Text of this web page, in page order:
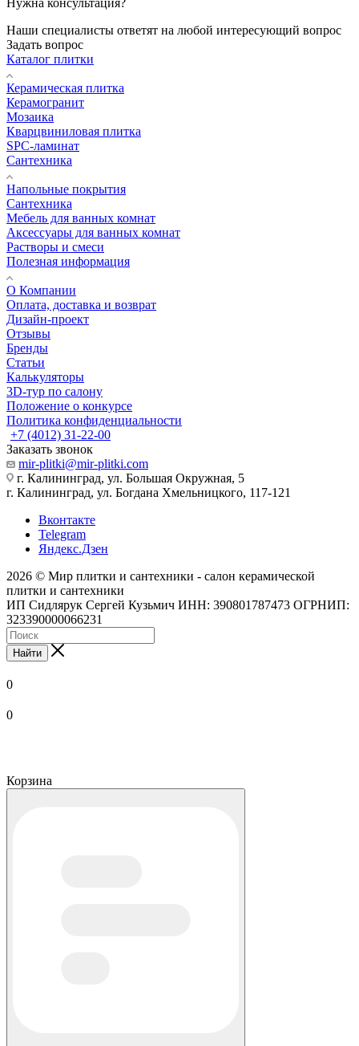
Наши специалисты ответят на любой интересующий вопрос
Задать вопрос
Каталог плитки
Керамическая плитка
Керамогранит
Мозаика
Кварцвиниловая плитка
SPC-ламинат
Сантехника
Напольные покрытия
Сантехника
Мебель для ванных комнат
Аксессуары для ванных комнат
Растворы и смеси
Полезная информация
О Компании
Оплата, доставка и возврат
Дизайн-проект
Отзывы
Бренды
Статьи
Калькуляторы
3D-тур по салону
Положение о конкурсе
Политика конфиденциальности
+7 (4012) 31-22-00
Заказать звонок
mir-plitki@mir-plitki.com
г. Калининград, ул. Большая Окружная, 5
г. Калининград, ул. Богдана Хмельницкого, 117-121
Вконтакте
Telegram
Яндекс.Дзен
2026 © Мир плитки и сантехники - салон керамической
плитки и сантехники
ИП Сидлярук Сергей Кузьмич ИНН: 390801787473 ОГРНИП:
323390000066231
Найти
0
0
Корзина